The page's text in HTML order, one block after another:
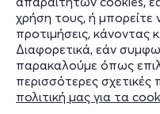
χρήση τους, ή μπορείτε
προτιμήσεις, κάνοντας
Διαφορετικά, εάν
παρακαλούμε όπως
περισσότερες
πολιτική μας για τα
Υποστήριξη
Stay Connected